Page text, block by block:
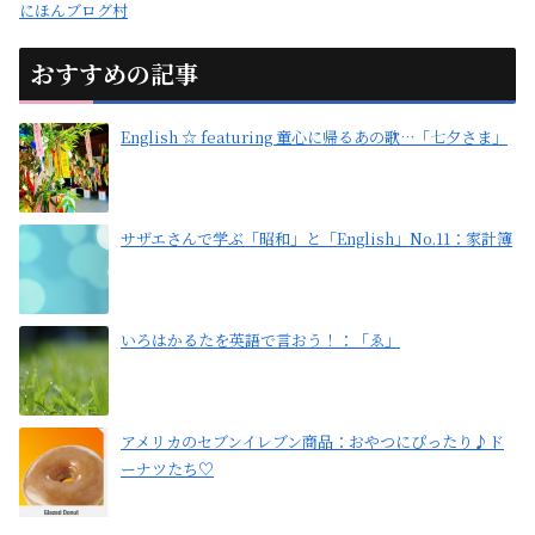
にほんブログ村
おすすめの記事
English ☆ featuring 童心に帰るあの歌…「七夕さま」
サザエさんで学ぶ「昭和」と「English」No.11：家計簿
いろはかるたを英語で言おう！：「ゑ」
アメリカのセブンイレブン商品：おやつにぴったり♪ド
ーナツたち♡